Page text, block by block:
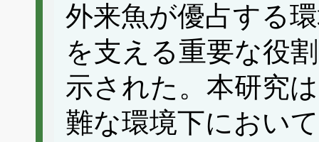
外来魚が優占する
を支える重要な役
示された。本研究
難な環境下におい